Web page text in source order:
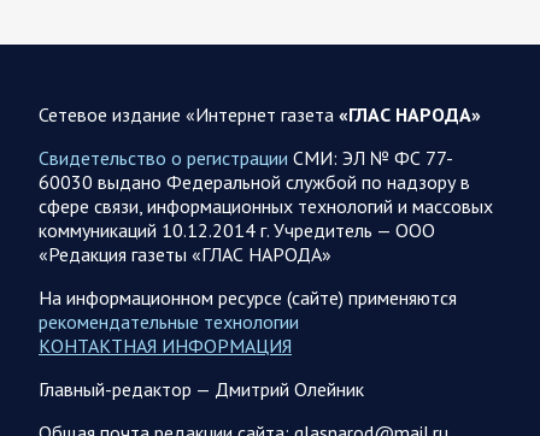
представители группировок «Север», «Запад», «Центр»,
07.08.2026 12:29
Спецоперация
Сводка военных действий от Минобороны РФ 7
августа. Коротко
Главное: Российские вооружённые силы взяли под контроль
село Анискино в Харьковской области. За прошедшую
неделю ВС РФ осуществили два массированных…
07.08.2026 10:51 Мир
Сетевое издание «Интернет газета «ГЛАС НАРОДА»
Свидетельство о регистрации СМИ: ЭЛ № ФС 77-
60030 выдано Федеральной службой по надзору в
сфере связи, информационных технологий и массовых
коммуникаций 10.12.2014 г. Учредитель — ООО
«Редакция газеты «ГЛАС НАРОДА»
На информационном ресурсе (сайте) применяются
рекомендательные технологии
КОНТАКТНАЯ ИНФОРМАЦИЯ
Главный-редактор — Дмитрий Олейник